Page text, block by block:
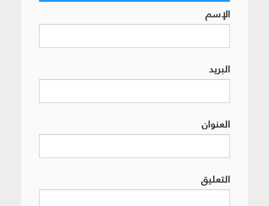
الإسم
البريد
العنوان
التعليق